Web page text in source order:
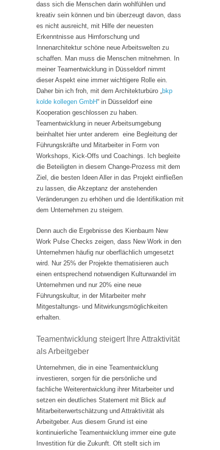
dass sich die Menschen darin wohlfühlen und
kreativ sein können und bin überzeugt davon, dass
es nicht ausreicht, mit Hilfe der neuesten
Erkenntnisse aus Hirnforschung und
Innenarchitektur schöne neue Arbeitswelten zu
schaffen. Man muss die Menschen mitnehmen. In
meiner Teamentwicklung in Düsseldorf nimmt
dieser Aspekt eine immer wichtigere Rolle ein.
Daher bin ich froh, mit dem Architekturbüro „bkp
kolde kollegen GmbH“ in Düsseldorf eine
Kooperation geschlossen zu haben.
Teamentwicklung in neuer Arbeitsumgebung
beinhaltet hier unter anderem eine Begleitung der
Führungskräfte und Mitarbeiter in Form von
Workshops, Kick-Offs und Coachings. Ich begleite
die Beteiligten in diesem Change-Prozess mit dem
Ziel, die besten Ideen Aller in das Projekt einfließen
zu lassen, die Akzeptanz der anstehenden
Veränderungen zu erhöhen und die Identifikation mit
dem Unternehmen zu steigern.
Denn auch die Ergebnisse des Kienbaum New
Work Pulse Checks zeigen, dass New Work in den
Unternehmen häufig nur oberflächlich umgesetzt
wird. Nur 25% der Projekte thematisieren auch
einen entsprechend notwendigen Kulturwandel im
Unternehmen und nur 20% eine neue
Führungskultur, in der Mitarbeiter mehr
Mitgestaltungs- und Mitwirkungsmöglichkeiten
erhalten.
Teamentwicklung steigert Ihre Attraktivität
als Arbeitgeber
Unternehmen, die in eine Teamentwicklung
investieren, sorgen für die persönliche und
fachliche Weiterentwicklung ihrer Mitarbeiter und
setzen ein deutliches Statement mit Blick auf
Mitarbeiterwertschätzung und Attraktivität als
Arbeitgeber. Aus diesem Grund ist eine
kontinuierliche Teamentwicklung immer eine gute
Investition für die Zukunft. Oft stellt sich im